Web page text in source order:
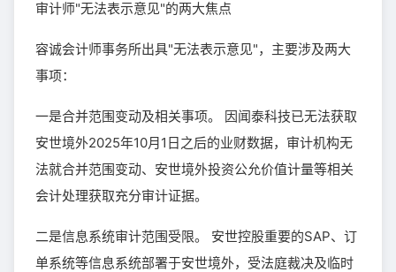
审计师"无法表示意见"的两大焦点
容诚会计师事务所出具"无法表示意见"，主要涉及两大
事项：
一是合并范围变动及相关事项。 因闻泰科技已无法获取
安世境外2025年10月1日之后的业财数据，审计机构无
法就合并范围变动、安世境外投资公允价值计量等相关
会计处理获取充分审计证据。
二是信息系统审计范围受限。 安世控股重要的SAP、订
单系统等信息系统部署于安世境外，受法庭裁决及临时